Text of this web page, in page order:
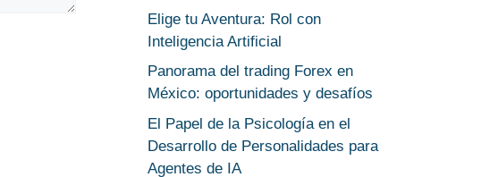
Elige tu Aventura: Rol con
Inteligencia Artificial
Panorama del trading Forex en
México: oportunidades y desafíos
El Papel de la Psicología en el
Desarrollo de Personalidades para
Agentes de IA